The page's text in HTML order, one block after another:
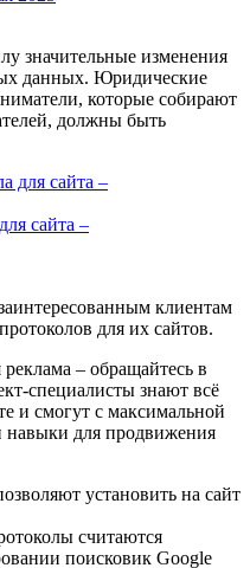
значительные изменения
данных. Юридические
которые собирают
должны быть
сайта –
клиентам
для их сайтов.
– обращайтесь в
специалисты знают всё
и смогут с максимальной
навыки для продвижения
установить на сайт
считаются
поисковик Google